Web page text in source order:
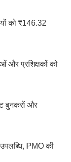
को ₹146.32
और प्रशिक्षकों को
बुनकरों और
PMO की